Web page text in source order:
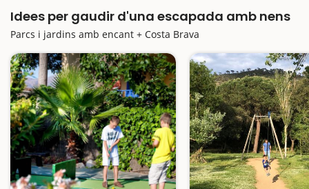
Idees per gaudir d'una escapada amb nens
Parcs i jardins amb encant + Costa Brava